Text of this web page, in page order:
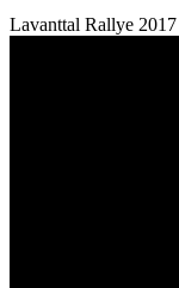
Lavanttal Rallye